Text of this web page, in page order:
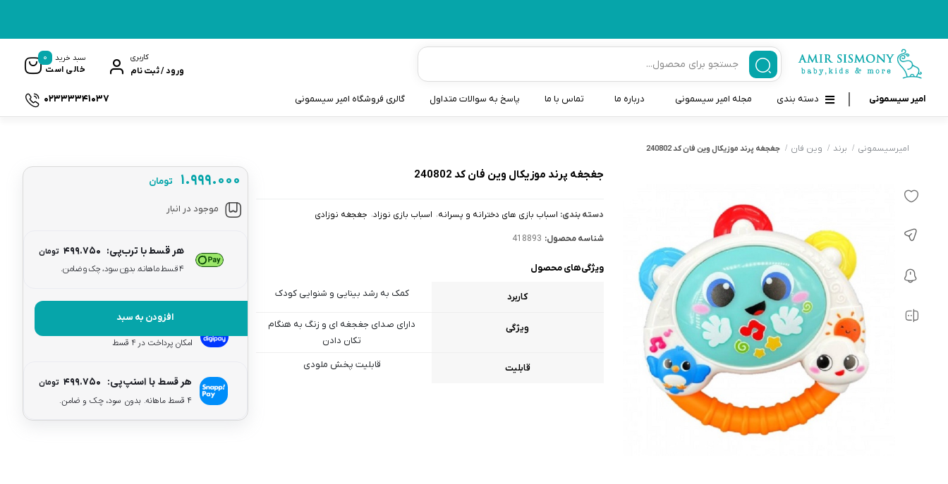
کاربری
ورود / ثبت نام
سبد خرید
خالی است
0
امیر سیسمونی دسته بندی
قاب و بندپستانک
شانه برس کودک
پواربینی
مسواک و خمیر دندان کودک
تب سنج نوزاد و کودک
رابط و پد سینه
دستگاه بخور سرد کودک
لوازم حمام نوزاد
لوازم اتاق نوزاد و کودک
اسباب بازی دخترانه و پسرانه
مجله امیر سیسمونی درباره ما تماس با ما پاسخ به سوالات متداول گالری فروشگاه امیر سیسمونی 02333341037
امیرسیسمونی برند وین فان جغجغه پرند موزیکال وین فان کد 240802
جغجغه پرند موزیکال وین فان کد 240802
دسته بندی: اسباب بازی های دخترانه و پسرانه اسباب بازی نوزاد جغجغه نوزادی
شناسه محصول: 418893
ویژگی‌های محصول
کاربرد کمک به رشد بینایی و شنوایی کودک
ویژگی
دارای صدای جغجغه ای و زنگ به هنگام
تکان دادن
قابلیت قابلیت پخش ملودی
۱.۹۹۹.۰۰۰ تومان
موجود در انبار
هر قسط با ترب‌پی: ۴۹۹.۷۵۰ تومان
۴ قسط ماهانه. بدون سود، چک و ضامن.
افزودن به سبد
هر قسط با دیجی‌پی:
امکان پرداخت در 4 قسط
هر قسط با اسنپ‌پی: ۴۹۹.۷۵۰ تومان
۴ قسط ماهانه. بدون سود، چک و ضامن.